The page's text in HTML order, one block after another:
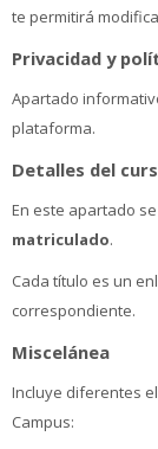
te permitirá
Privacidad y
Apartado
plataforma.
Detalles del
En este apartado
matriculado.
Cada título es un
correspondiente.
Miscelánea
Incluye diferentes
Campus: